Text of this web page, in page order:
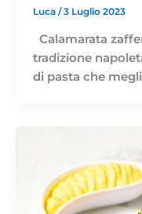
Luca /3 Luglio 2023
Calamarata
tradizione
di pasta che